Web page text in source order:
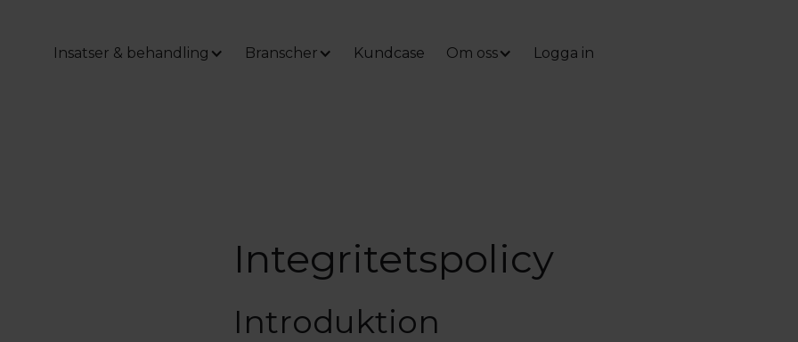
Insatser & behandling Branscher Kundcase Om oss Logga in
Integritetspolicy
Introduktion